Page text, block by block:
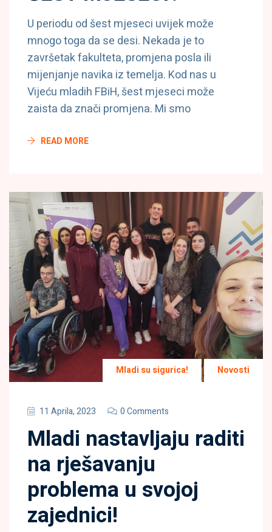
U periodu od šest mjeseci uvijek može
mnogo toga da se desi. Nekada je to
završetak fakulteta, promjena posla ili
mijenjanje navika iz temelja. Kod nas u
Vijeću mladih FBiH, šest mjeseci može
zaista da znači promjena. Mi smo
READ MORE
Mladi su sigurica! Novosti
11 Aprila, 2023 0 Comments
Mladi nastavljaju raditi
na rješavanju
problema u svojoj
zajednici!